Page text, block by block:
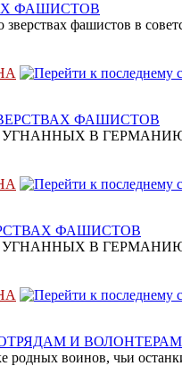
ФАШИСТОВ
фашистов в
ФАШИСТОВ
В
ФАШИСТОВ
В
И ВОЛОНТЕРАМ
воинов, чьи